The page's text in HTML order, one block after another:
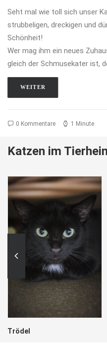
Seht mal wie toll sich unser
strubbeligen, dreckigen und
Schönheit!
Wer mag ihm ein neues
gleich der Schmusekater ist,
WEITER
0 Kommentare 1 Minute
Katzen im
Trödel